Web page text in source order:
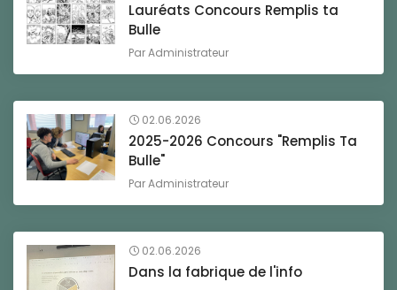
Lauréats Concours Remplis ta
Bulle
ParAdministrateur
02.06.2026
2025-2026 Concours "Remplis Ta
Bulle"
ParAdministrateur
02.06.2026
Dans la fabrique de l'info